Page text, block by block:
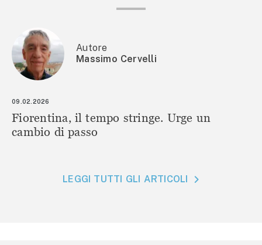
Autore
Massimo Cervelli
09.02.2026
Fiorentina, il tempo stringe. Urge un
cambio di passo
LEGGI TUTTI GLI ARTICOLI